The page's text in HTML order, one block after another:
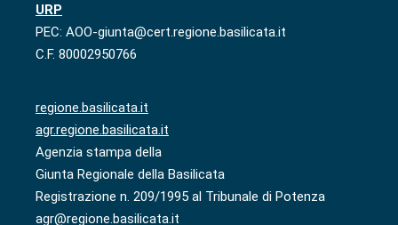
URP
PEC: AOO-giunta@cert.regione.basilicata.it
C.F. 80002950766
regione.basilicata.it
agr.regione.basilicata.it
Agenzia stampa della
Giunta Regionale della Basilicata
Registrazione n. 209/1995 al Tribunale di Potenza
agr@regione.basilicata.it